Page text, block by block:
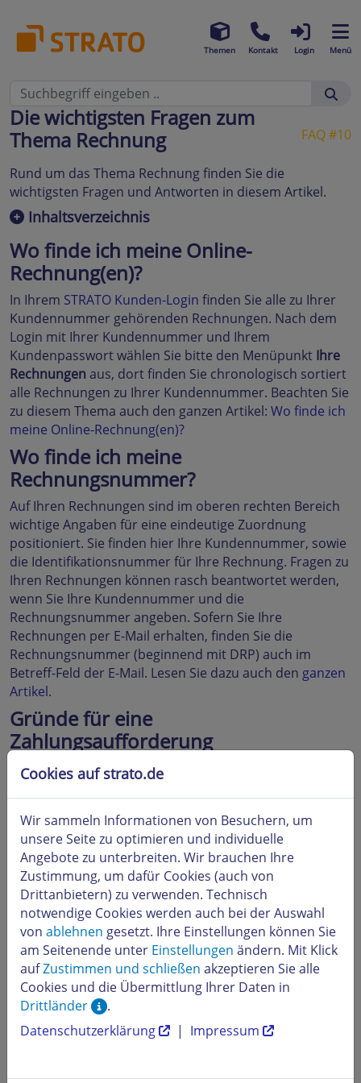
Themen Kontakt Login Menü
FAQ #10
Die wichtigsten Fragen zum
Thema Rechnung
Rund um das Thema Rechnung finden Sie die
wichtigsten Fragen und Antworten in diesem Artikel.
Inhaltsverzeichnis
Wo finde ich meine Online-
Rechnung(en)?
In Ihrem STRATO Kunden-Login finden Sie alle zu Ihrer
Kundennummer gehörenden Rechnungen. Nach dem
Login mit Ihrer Kundennummer und Ihrem
Kundenpasswort wählen Sie bitte den Menüpunkt Ihre
Rechnungen aus, dort finden Sie chronologisch sortiert
alle Rechnungen zu Ihrer Kundennummer. Beachten Sie
zu diesem Thema auch den ganzen Artikel: Wo finde ich
meine Online-Rechnung(en)?
Wo finde ich meine
Rechnungsnummer?
Auf Ihren Rechnungen sind im oberen rechten Bereich
wichtige Angaben für eine eindeutige Zuordnung
positioniert. Sie finden hier Ihre Kundennummer, sowie
die Identifikationsnummer für Ihre Rechnung. Fragen zu
Ihren Rechnungen können rasch beantwortet werden,
wenn Sie Ihre Kundennummer und die
Rechnungsnummer angeben. Sofern Sie Ihre
Rechnungen per E-Mail erhalten, finden Sie die
Rechnungsnummer (beginnend mit DRP) auch im
Betreff-Feld der E-Mail. Lesen Sie dazu auch den ganzen
Artikel.
Gründe für eine
Zahlungsaufforderung
In den vertraglichen Bestimmungen ist geregelt, dass
unmöglich war, sind wir gezwungen den
Rechnungsbetrag zu mahnen. Die für Bank- und
Verwaltungskosten entstandenen Belastungen müssen
wir dabei an Sie weiterleiten. Hierfür bitten wir
ausdrücklich um Ihr Verständnis. Es gibt vielfältige
Möglichkeiten für eine nicht erfolgreiche Abbuchung.
Der jeweils vorliegende Grund wird dabei von dem von
Ihnen benannten Kreditinstitut an STRATO übermittelt
und Ihnen in der Mahnung angezeigt. Eine Übersicht
über die möglichen Ursachen und Hintergründe finden
Sie in unserem Artikel:
Zahlungsaufforderung.
ist zu tun?
Cookies auf strato.de
Wir sammeln Informationen von Besuchern, um
unsere Seite zu optimieren und individuelle
Angebote zu unterbreiten. Wir brauchen Ihre
Zustimmung, um dafür Cookies (auch von
Drittanbietern) zu verwenden. Technisch
notwendige Cookies werden auch bei der Auswahl
von ablehnen gesetzt. Ihre Einstellungen können Sie
am Seitenende unter Einstellungen ändern. Mit Klick
aufZustimmen und schließen akzeptieren Sie alle
Cookies und die Übermittlung Ihrer Daten in
Drittländer
.
Datenschutzerklärung
| Impressum